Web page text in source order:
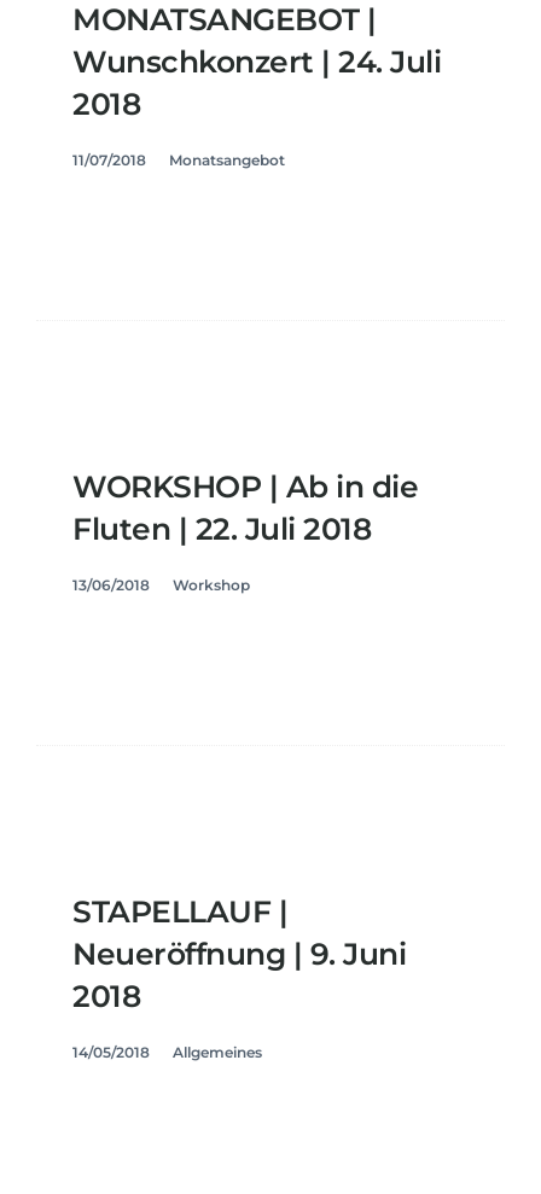
MONATSANGEBOT |
Wunschkonzert | 24. Juli
2018
11/07/2018 Monatsangebot
WORKSHOP | Ab in die
Fluten | 22. Juli 2018
13/06/2018 Workshop
STAPELLAUF |
Neueröffnung | 9. Juni
2018
14/05/2018 Allgemeines